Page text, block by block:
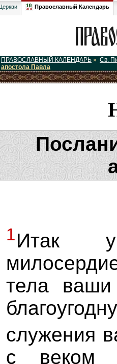
Православный Календарь
ПРАВОСЛАВНЫЙ КАЛЕНДАРЬ » Св.
апостола Павла
1Итак
тела
служения
с веком